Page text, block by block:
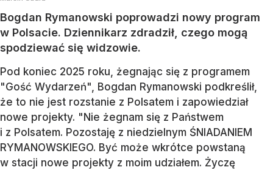
Bogdan Rymanowski poprowadzi nowy program
w Polsacie. Dziennikarz zdradził, czego mogą
spodziewać się widzowie.
Pod koniec 2025 roku, żegnając się z programem
"Gość Wydarzeń", Bogdan Rymanowski podkreślił,
że to nie jest rozstanie z Polsatem i zapowiedział
nowe projekty. "Nie żegnam się z Państwem
i z Polsatem. Pozostaję z niedzielnym ŚNIADANIEM
RYMANOWSKIEGO. Być może wkrótce powstaną
w stacji nowe projekty z moim udziałem. Życzę